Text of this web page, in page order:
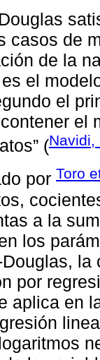
casos de
de la
el
el
el
(Navidi,
por Toro
a la
los
por
aplica en